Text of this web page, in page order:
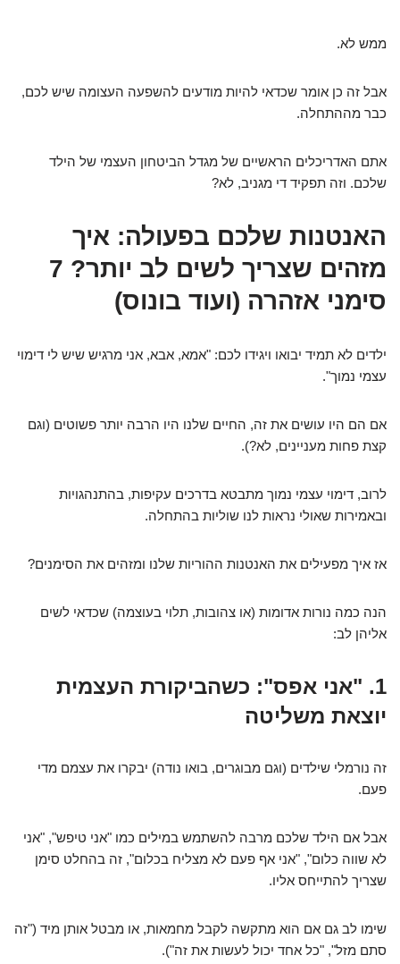
ממש לא.
אבל זה כן אומר שכדאי להיות מודעים להשפעה העצומה שיש לכם,
כבר מההתחלה.
אתם האדריכלים הראשיים של מגדל הביטחון העצמי של הילד
שלכם. וזה תפקיד די מגניב, לא?
האנטנות שלכם בפעולה: איך
מזהים שצריך לשים לב יותר? 7
סימני אזהרה (ועוד בונוס)
ילדים לא תמיד יבואו ויגידו לכם: "אמא, אבא, אני מרגיש שיש לי דימוי
עצמי נמוך".
אם הם היו עושים את זה, החיים שלנו היו הרבה יותר פשוטים (וגם
קצת פחות מעניינים, לא?).
לרוב, דימוי עצמי נמוך מתבטא בדרכים עקיפות, בהתנהגויות
ובאמירות שאולי נראות לנו שוליות בהתחלה.
אז איך מפעילים את האנטנות ההוריות שלנו ומזהים את הסימנים?
הנה כמה נורות אדומות (או צהובות, תלוי בעוצמה) שכדאי לשים
אליהן לב:
1. "אני אפס": כשהביקורת העצמית
יוצאת משליטה
זה נורמלי שילדים (וגם מבוגרים, בואו נודה) יבקרו את עצמם מדי
פעם.
אבל אם הילד שלכם מרבה להשתמש במילים כמו "אני טיפש", "אני
לא שווה כלום", "אני אף פעם לא מצליח בכלום", זה בהחלט סימן
שצריך להתייחס אליו.
שימו לב גם אם הוא מתקשה לקבל מחמאות, או מבטל אותן מיד ("זה
סתם מזל", "כל אחד יכול לעשות את זה").